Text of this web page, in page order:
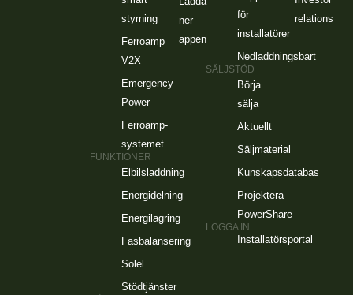
styrning
Ferroamp
V2X
Emergency
Power
Ferroamp-
systemet
FUNKTIONER
Elbilsladdning
Energidelning
Energilagring
Fasbalansering
Solel
Stödtjänster
ner
appen
för
installatörer
Nedladdningsbart
SÄLJSTÖD
Börja
sälja
Aktuellt
Säljmaterial
Kunskapsdatabas
Projektera
PowerShare
LOGGA IN
Installatörsportal
relations